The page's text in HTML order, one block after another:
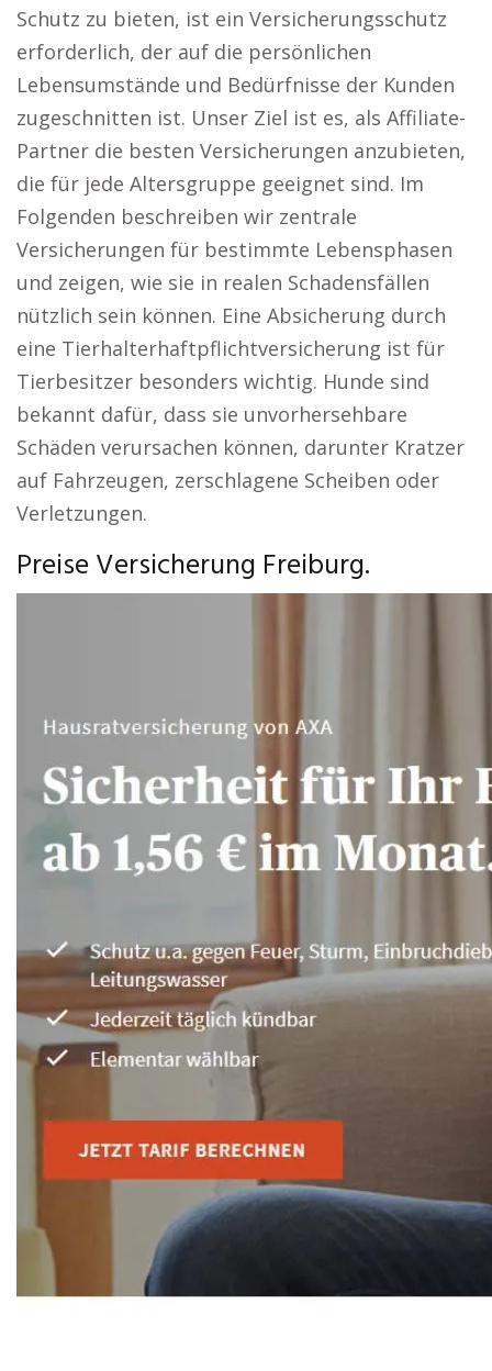
Schutz zu bieten, ist ein Versicherungsschutz
erforderlich, der auf die persönlichen
Lebensumstände und Bedürfnisse der Kunden
zugeschnitten ist. Unser Ziel ist es, als Affiliate-
Partner die besten Versicherungen anzubieten,
die für jede Altersgruppe geeignet sind. Im
Folgenden beschreiben wir zentrale
Versicherungen für bestimmte Lebensphasen
und zeigen, wie sie in realen Schadensfällen
nützlich sein können. Eine Absicherung durch
eine Tierhalterhaftpflichtversicherung ist für
Tierbesitzer besonders wichtig. Hunde sind
bekannt dafür, dass sie unvorhersehbare
Schäden verursachen können, darunter Kratzer
auf Fahrzeugen, zerschlagene Scheiben oder
Verletzungen.
Preise Versicherung Freiburg.